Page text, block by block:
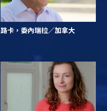
路卡，委內瑞拉／加拿大